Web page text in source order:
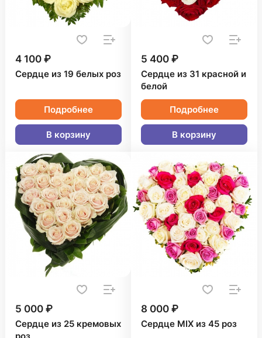
4 100 ₽
Сердце из 19 белых роз
Подробнее
В корзину
5 400 ₽
Сердце из 31 красной и
белой
Подробнее
В корзину
5 000 ₽
Сердце из 25 кремовых
8 000 ₽
Сердце MIX из 45 роз